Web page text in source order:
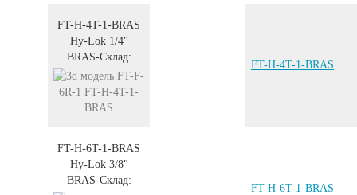
FT-H-4T-1-BRAS
Hy-Lok 1/4"
BRAS-Склад:
FT-H-4T-1-BRAS
FT-H-6T-1-BRAS
Hy-Lok 3/8"
BRAS-Склад:
FT-H-6T-1-BRAS